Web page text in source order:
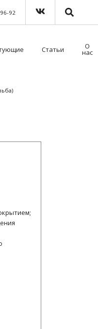
92
Статьи О
нас